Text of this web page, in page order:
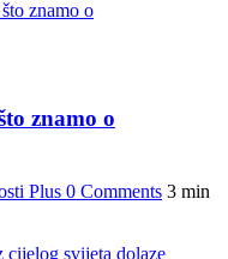
znamo o
Plus 0 Comments 3 min